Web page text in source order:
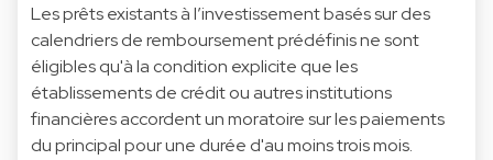
Les prêts existants à l’investissement basés sur des
calendriers de remboursement prédéfinis ne sont
éligibles qu'à la condition explicite que les
établissements de crédit ou autres institutions
financières accordent un moratoire sur les paiements
du principal pour une durée d'au moins trois mois.